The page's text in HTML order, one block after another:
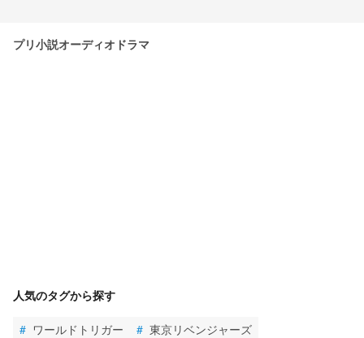
プリ小説オーディオドラマ
人気のタグから探す
# ワールドトリガー # 東京リベンジャーズ